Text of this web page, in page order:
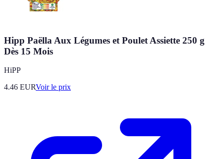
Hipp Paëlla Aux Légumes et Poulet Assiette 250 g
Dès 15 Mois
HiPP
4.46 EURVoir le prix